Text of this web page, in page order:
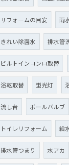
リフォームの目安 雨
きれい除菌水 排水管
ビルトインコンロ取替
浴乾取替 蛍光灯
流し台 ボールバルブ
トイレリフォーム 給
排水管つまり 水アカ